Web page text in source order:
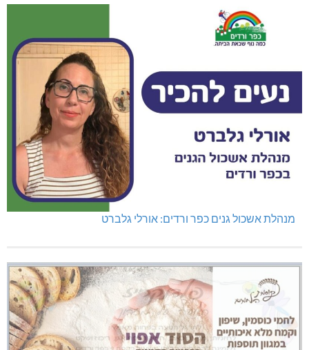
נהריה: נתפסו מאות אלפי שקלים ומט"ח